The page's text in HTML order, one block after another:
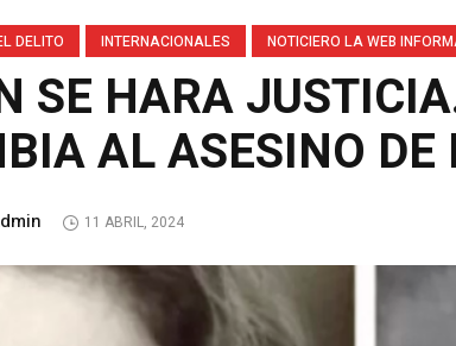
DELITO INTERNACIONALES NOTICIERO LA WEB
SE HARA
AL ASESINO
11 ABRIL, 2024